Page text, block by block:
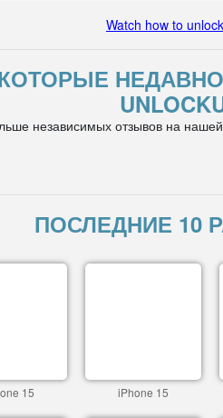
Watch how to
независимых отзывов на
ПОСЛЕДНИЕ 10
15 iPhone 15